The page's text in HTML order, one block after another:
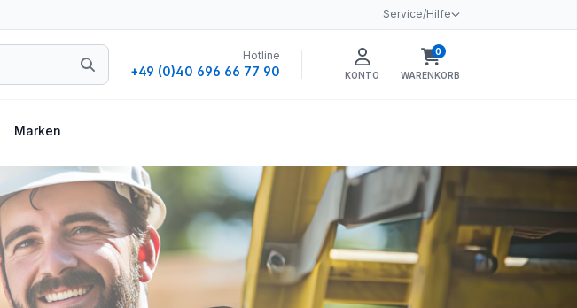
Service/Hilfe
Hotline
+49 (0)40 696 66 77 90 KONTO
0
WARENKORB
Warenkorb enthält
Marken